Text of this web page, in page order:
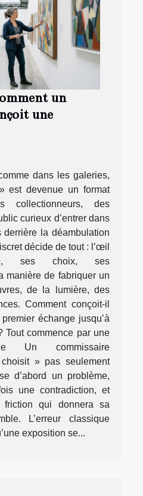
un
une
dans les galeries,
est devenue un format
collectionneurs, des
curieux d’entrer dans
derrière la déambulation
décide de tout : l’œil
ses choix, ses
manière de fabriquer un
de la lumière, des
Comment conçoit-il
échange jusqu’à
Tout commence par une
Un commissaire
» pas seulement
d’abord un problème,
une contradiction, et
qui donnera sa
L’erreur classique
exposition se...